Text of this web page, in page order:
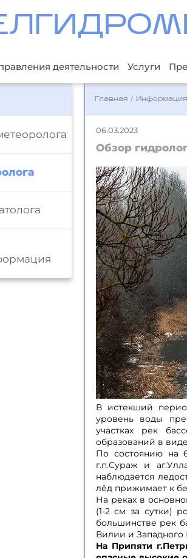
деятельности Услуги
Главная / Информация
06.03.2023
Обзор
В истекший
уровень воды
участках рек
образований в
По состоянию на
г.п.Сураж и
наблюдается
лёд прижимает к
На реках в
(1-2 см за сутки)
большинстве рек
Вилии и Западного
На Припяти